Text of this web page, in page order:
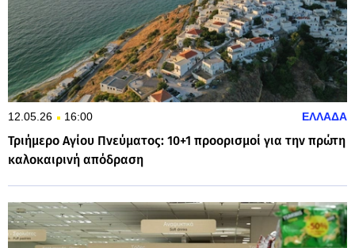
12.05.26 16:00 ΕΛΛΑΔΑ
Τριήμερο Αγίου Πνεύματος: 10+1 προορισμοί για την πρώτη
καλοκαιρινή απόδραση